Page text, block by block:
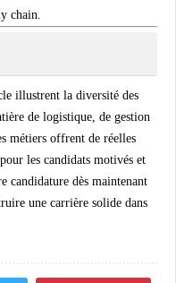
chain.
illustrent la diversité des
de logistique, de gestion
métiers offrent de réelles
les candidats motivés et
candidature dès maintenant
une carrière solide dans